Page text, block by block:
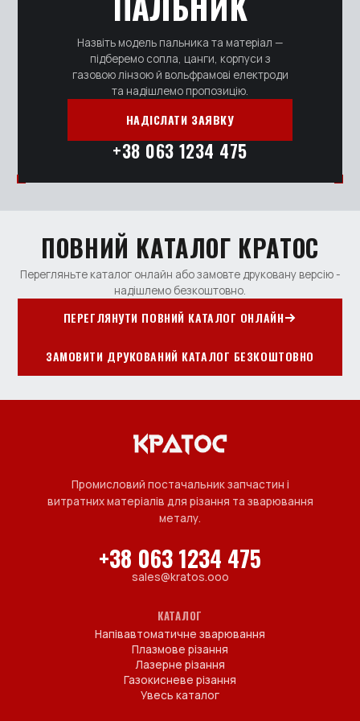
Назвіть модель пальника та матеріал —
підберемо сопла, цанги, корпуси з
газовою лінзою й вольфрамові електроди
та надішлемо пропозицію.
НАДІСЛАТИ ЗАЯВКУ
+38 063 1234 475
ПОВНИЙ КАТАЛОГ КРАТОС
Перегляньте каталог онлайн або замовте друковану версію -
надішлемо безкоштовно.
ПЕРЕГЛЯНУТИ ПОВНИЙ КАТАЛОГ ОНЛАЙН
ЗАМОВИТИ ДРУКОВАНИЙ КАТАЛОГ БЕЗКОШТОВНО
Промисловий постачальник запчастин і
витратних матеріалів для різання та зварювання
металу.
+38 063 1234 475
sales@kratos.ooo
КАТАЛОГ
Напівавтоматичне зварювання
Плазмове різання
Лазерне різання
Газокисневе різання
Увесь каталог